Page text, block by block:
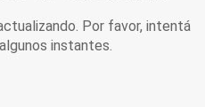
Por favor, intentá
instantes.